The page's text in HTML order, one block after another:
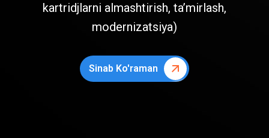
kartridjlarni almashtirish, ta’mirlash,
modernizatsiya)
Sinab Ko'raman